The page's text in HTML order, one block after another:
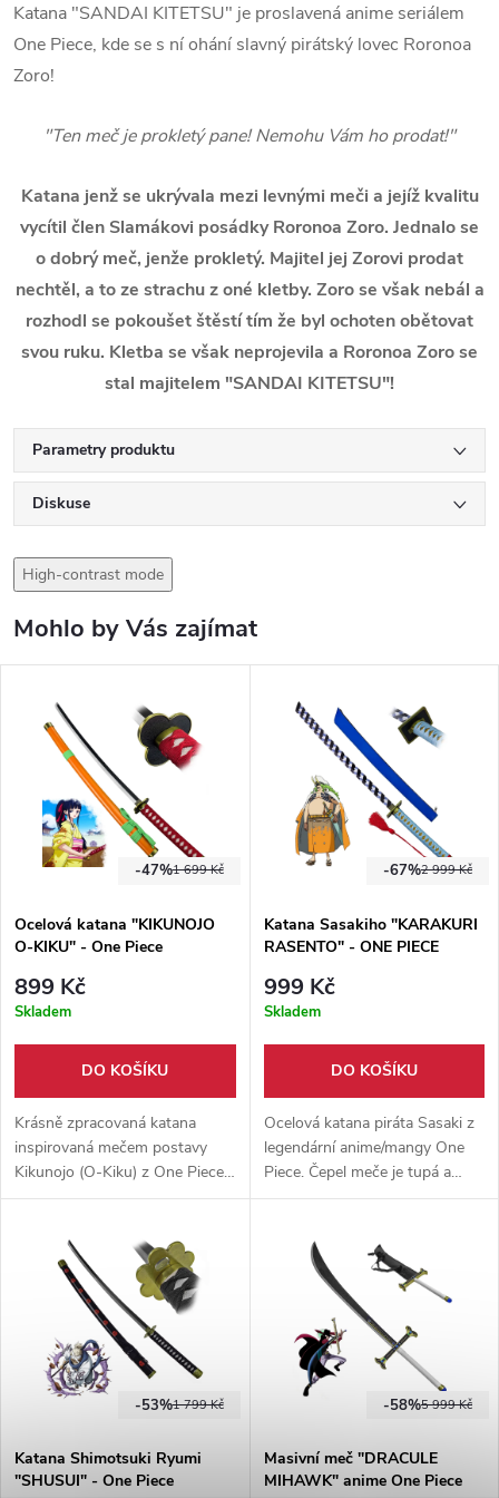
Katana "SANDAI KITETSU" je proslavená anime seriálem
One Piece, kde se s ní ohání slavný pirátský lovec Roronoa
Zoro!
"Ten meč je prokletý pane! Nemohu Vám ho prodat!"
Katana jenž se ukrývala mezi levnými meči a jejíž kvalitu
vycítil člen Slamákovi posádky Roronoa Zoro. Jednalo se
o dobrý meč, jenže prokletý. Majitel jej Zorovi prodat
nechtěl, a to ze strachu z oné kletby. Zoro se však nebál a
rozhodl se pokoušet štěstí tím že byl ochoten obětovat
svou ruku. Kletba se však neprojevila a Roronoa Zoro se
stal majitelem "SANDAI KITETSU"!
Parametry produktu
Diskuse
High-contrast mode
Mohlo by Vás zajímat
1 699 Kč
-47%
Ocelová katana "KIKUNOJO
O-KIKU" - One Piece
899 Kč
Skladem
DO KOŠÍKU
Krásně zpracovaná katana
inspirovaná mečem postavy
Kikunojo (O-Kiku) z One Piece.
Neostřená čepel z karbonové
ze slitiny hliníku.
2 999 Kč
-67%
Katana Sasakiho "KARAKURI
RASENTO" - ONE PIECE
999 Kč
Skladem
DO KOŠÍKU
Ocelová katana piráta Sasaki z
legendární anime/mangy One
Piece. Čepel meče je tupá a
vyrobena z karbonové oceli,
kůže. Vhodné pro cosplay, či na
výstavu.
1 799 Kč
-53%
Katana Shimotsuki Ryumi
"SHUSUI" - One Piece
5 999 Kč
-58%
Masivní meč "DRACULE
MIHAWK" anime One Piece